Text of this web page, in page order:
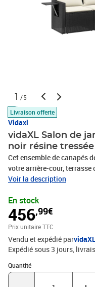
1 /5
Livraison offerte
Vidaxl
vidaXL Salon de
noir résine tressée
Cet ensemble de canapés
votre arrière-cour,
et accueillant pour discuter
la résine tressée,
un matériau synthétique
ressemble au rotin naturel.
couramment utilisé pour
durabilité et de ses
intempéries.Dessus de
soulevé pour rendre la
d'extérieur d'une table
Voir la description
En stock
456,99€
Prix unitaire TTC
Vendu et expédié par
Expédié sous 3 jours
Quantité
Quantité : 1